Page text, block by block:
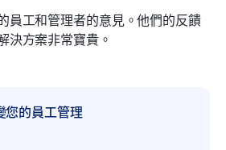
員工和管理者的意見。他們的反饋
決方案非常寶貴。
您的員工管理